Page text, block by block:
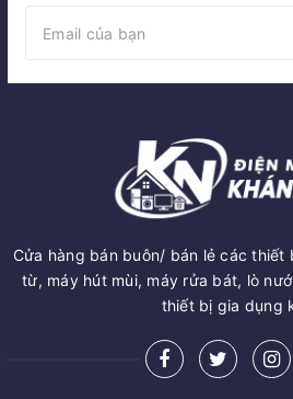
Cửa hàng bán buôn/ bán lẻ các thiết
từ, máy hút mùi, máy rửa bát, lò
thiết bị gia dụng